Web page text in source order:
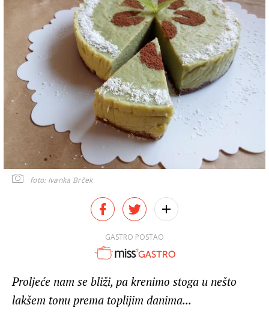
foto: Ivanka Brček
GASTRO POSTAO
Proljeće nam se bliži, pa krenimo stoga u nešto
lakšem tonu prema toplijim danima...